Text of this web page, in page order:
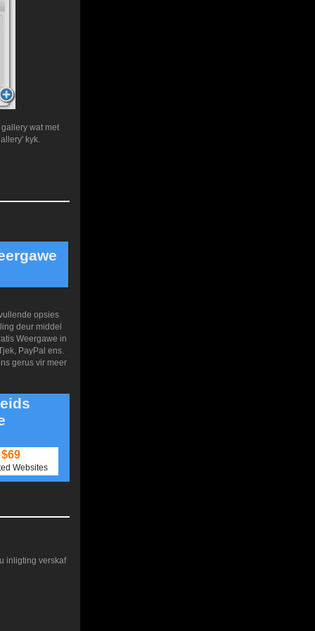
wat met
kyk.
opsies
deur middel
Weergawe in
PayPal ens.
gerus vir meer
$69
Websites
inligting verskaf